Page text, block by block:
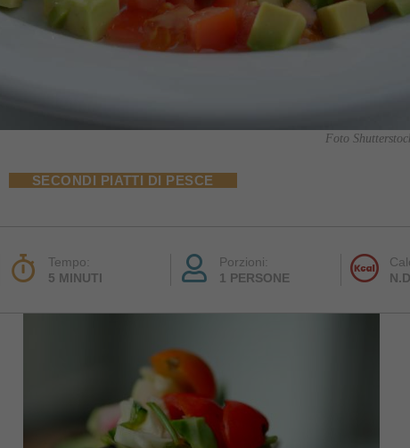
Foto
SECONDI PIATTI DI PESCE
Tempo:
5 MINUTI
Porzioni:
1 PERSONE